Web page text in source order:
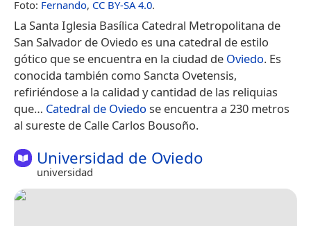
Foto: Fernando, CC BY-SA 4.0.
La Santa Iglesia Basílica Catedral Metropolitana de
San Salvador de Oviedo es una catedral de estilo
gótico que se encuentra en la ciudad de Oviedo. Es
conocida también como Sancta Ovetensis,
refiriéndose a la calidad y cantidad de las reliquias
que… Catedral de Oviedo se encuentra a 230 metros
al sureste de Calle Carlos Bousoño.
Universidad de Oviedo
universidad